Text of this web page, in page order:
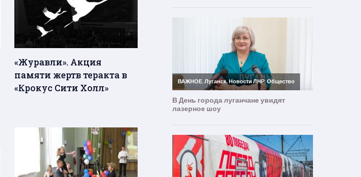
«Журавли». Акция
памяти жертв теракта в
«Крокус Сити Холл»